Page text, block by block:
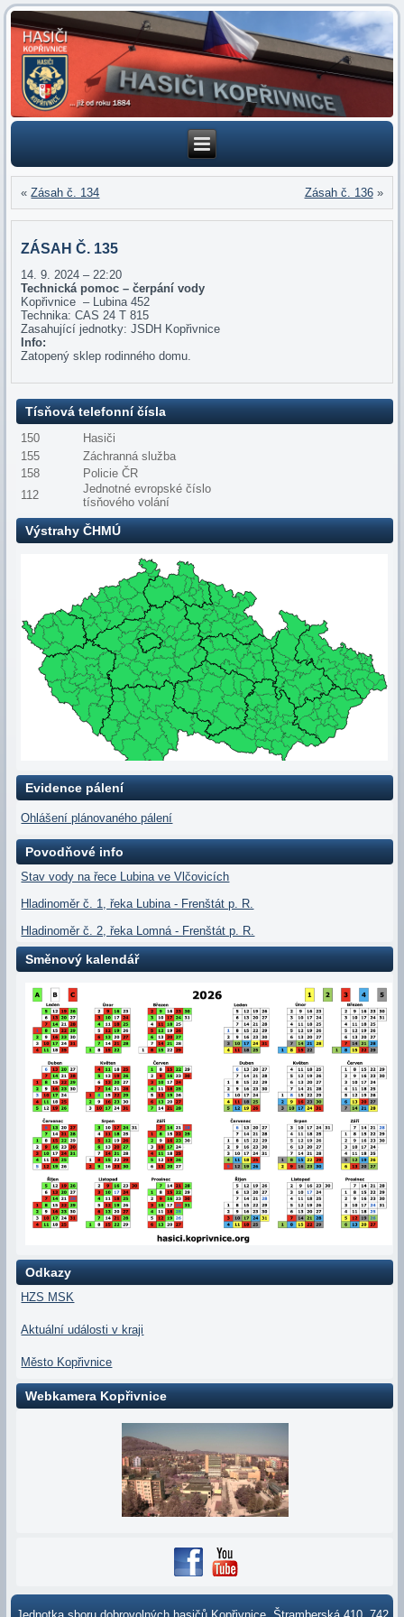
«Zásah č. 134 Zásah č. 136»
ZÁSAH Č. 135
14. 9. 2024 – 22:20
Technická pomoc – čerpání vody
Kopřivnice – Lubina 452
Technika: CAS 24 T 815
Zasahující jednotky: JSDH Kopřivnice
Info:
Zatopený sklep rodinného domu.
Tísňová telefonní čísla
150
Hasiči
155
Záchranná služba
158
Policie ČR
112
Jednotné evropské číslo
tísňového volání
Výstrahy ČHMÚ
Evidence pálení
Ohlášení plánovaného pálení
Povodňové info
Stav vody na řece Lubina ve Vlčovicích
Hladinoměr č. 1, řeka Lubina - Frenštát p. R.
Hladinoměr č. 2, řeka Lomná - Frenštát p. R.
Směnový kalendář
Odkazy
HZS MSK
Aktuální události v kraji
Město Kopřivnice
Webkamera Kopřivnice